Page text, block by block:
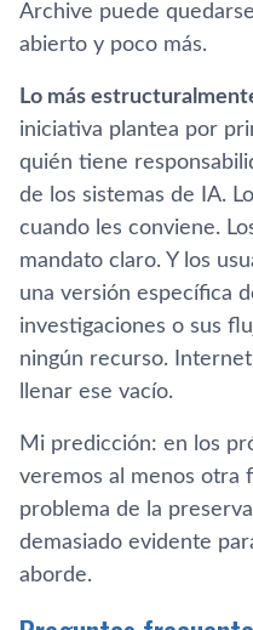
Archive puede
abierto y poco más.
Lo más
iniciativa plantea por
quién tiene
de los sistemas de IA.
cuando les conviene.
mandato claro. Y los
una versión específica
investigaciones o sus
ningún recurso.
llenar ese vacío.
Mi predicción: en los
veremos al menos otra
problema de la
demasiado evidente
aborde.